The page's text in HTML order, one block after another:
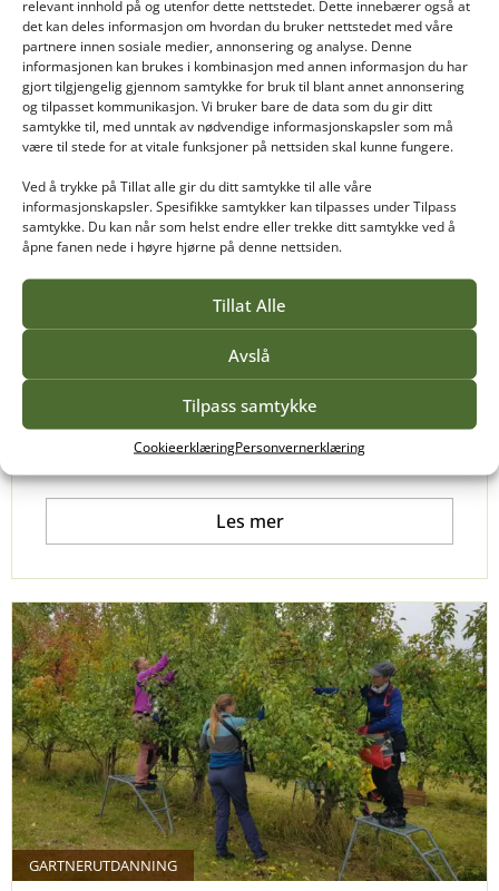
relevant innhold på og utenfor dette nettstedet. Dette innebærer også at
det kan deles informasjon om hvordan du bruker nettstedet med våre
partnere innen sosiale medier, annonsering og analyse. Denne
informasjonen kan brukes i kombinasjon med annen informasjon du har
gjort tilgjengelig gjennom samtykke for bruk til blant annet annonsering
og tilpasset kommunikasjon. Vi bruker bare de data som du gir ditt
samtykke til, med unntak av nødvendige informasjonskapsler som må
være til stede for at vitale funksjoner på nettsiden skal kunne fungere.
Ved å trykke på Tillat alle gir du ditt samtykke til alle våre
informasjonskapsler. Spesifikke samtykker kan tilpasses under Tilpass
samtykke. Du kan når som helst endre eller trekke ditt samtykke ved å
åpne fanen nede i høyre hjørne på denne nettsiden.
Tillat Alle
Avslå
Tilpass samtykke
CookieerklæringPersonvernerklæring
GRØNTANLEGGSFORVALTNING
Som fagansvarlig for fagskoleutdanningen
Grøntanleggsforvaltning, vil jeg gi deg et innblikk
i hvordan det er å være student på
fagskoleutdanningen Grøntanleggsforvaltning.
Les mer
GARTNERUTDANNING